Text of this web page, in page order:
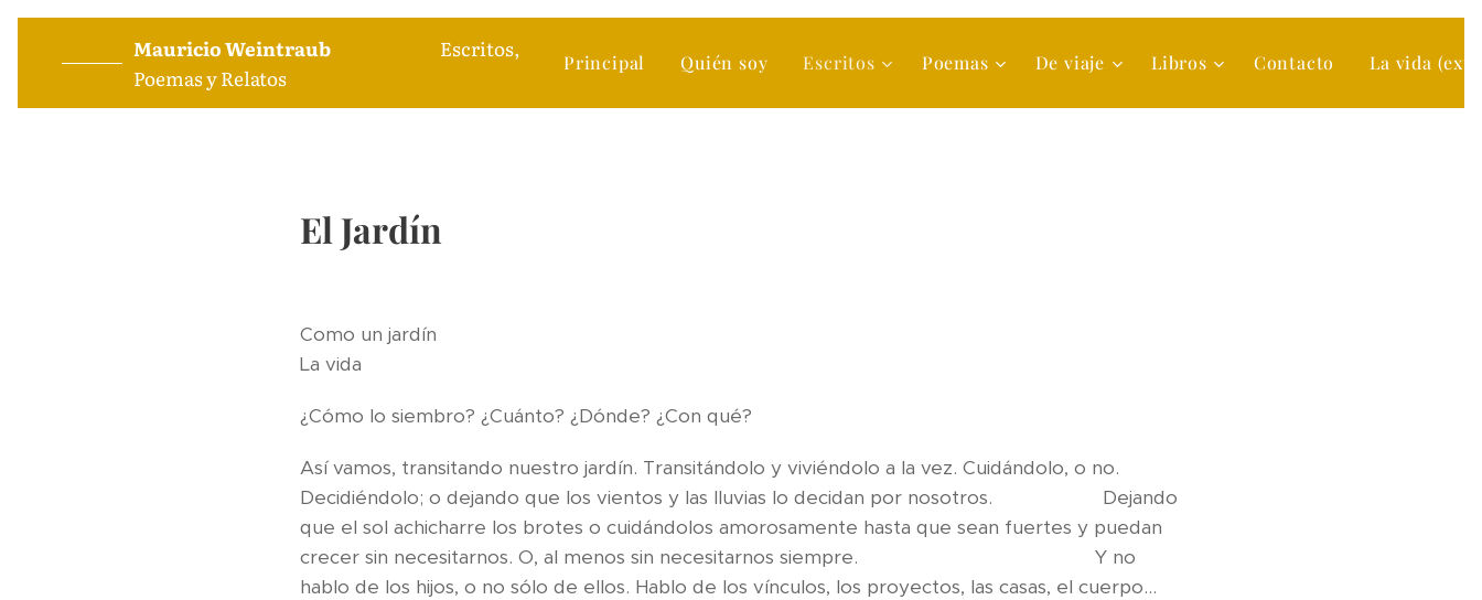
Mauricio Weintraub
Escritos,
Poemas y Relatos
Principal Quién soy Escritos Poemas De viaje Libros Contacto La vida
El Jardín
Como un jardín
La vida
¿Cómo lo siembro? ¿Cuánto? ¿Dónde? ¿Con qué?
Así vamos, transitando nuestro jardín. Transitándolo y viviéndolo a la vez. Cuidándolo, o no.
Decidiéndolo; o dejando que los vientos y las lluvias lo decidan por nosotros. Dejando
que el sol achicharre los brotes o cuidándolos amorosamente hasta que sean fuertes y puedan
crecer sin necesitarnos. O, al menos sin necesitarnos siempre. Y no
hablo de los hijos, o no sólo de ellos. Hablo de los vínculos, los proyectos, las casas, el cuerpo...